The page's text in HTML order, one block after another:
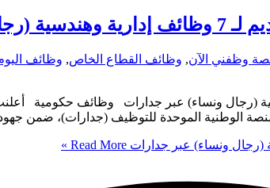
جدارات
وظفني الآن, وظائف القطاع الخاص, وظائف
الوطنية الموحدة للتوظيف (جدارات)، ضمن